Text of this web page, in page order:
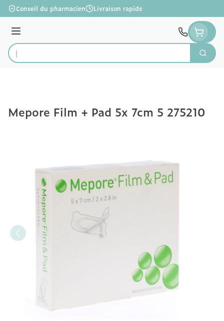
Aller au contenu
Conseil du pharmacien Livraison rapide
Menu
Rechercher
Mepore Film + Pad 5x 7cm 5 275210